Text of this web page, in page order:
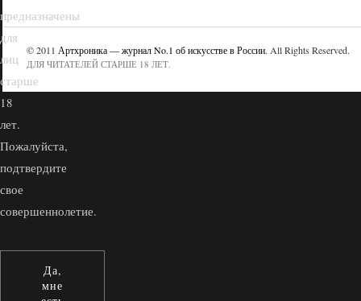
© 2011 Артхроника — журнал No.1 об искусстве в России. All Rights Reserved.
ДЛЯ ЧИТАТЕЛЕЙ СТАРШЕ 18 ЛЕТ.
предназначены
для
лиц
старше
18
лет.
Пожалуйста,
подтвердите
свое
совершеннолетие.
Да,
мне